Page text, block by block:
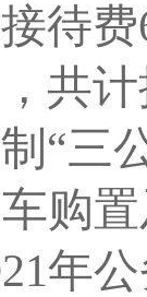
待
共
“三
车购
年